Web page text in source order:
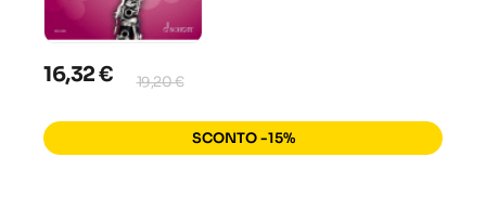
16,32 € 19,20 €
SCONTO -15%